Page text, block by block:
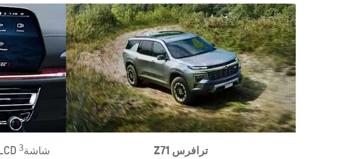
ترافرس Z71 ​شاشة3